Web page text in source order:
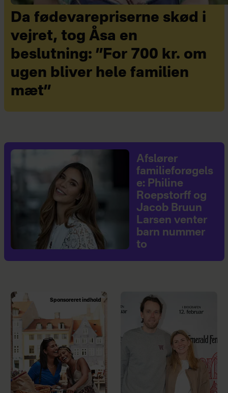
Da fødevarepriserne skød i
vejret, tog Åsa en
beslutning: ”For 700 kr. om
ugen bliver hele familien
mæt”
Afslører
familieforøgels
e: Philine
Roepstorff og
Jacob Bruun
Larsen venter
barn nummer
to
Sponsoreret indhold